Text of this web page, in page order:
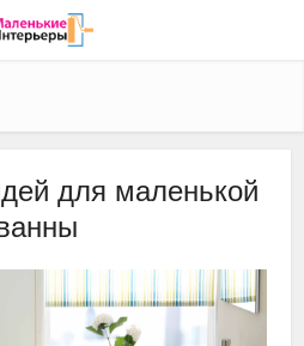
для маленькой